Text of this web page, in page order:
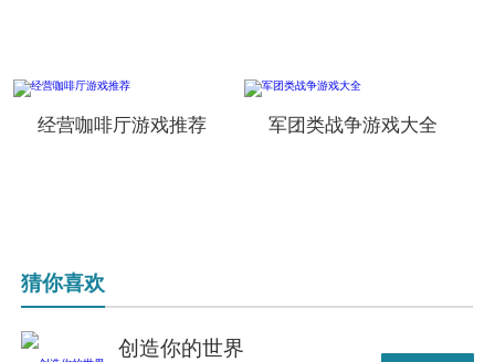
经营咖啡厅游戏推荐 军团类战争游戏大全
猜你喜欢
创造你的世界